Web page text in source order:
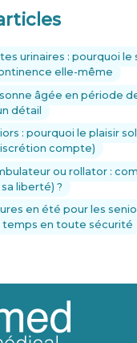
urinaires : pourquoi le
elle-même
âgée en période
détail
: pourquoi le plaisir
compte)
ou rollator :
liberté) ?
en été pour les
en toute sécurité